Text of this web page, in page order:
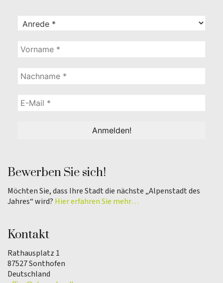
Bewerben Sie sich!
Möchten Sie, dass Ihre Stadt die nächste „Alpenstadt des
Jahres“ wird? Hier erfahren Sie mehr…
Kontakt
Rathausplatz 1
87527 Sonthofen
Deutschland